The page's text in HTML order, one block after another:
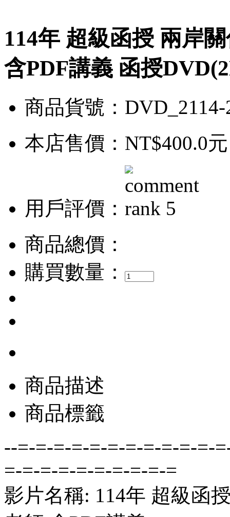
114年 超級函授 兩岸
含PDF講義 函授
商品貨號：DVD_2114-
本店售價： NT$400.0元
用戶評價：
商品總價：
購買數量：
商品描述
商品標籤
--=-=-=-=-=-=-=-=-=-=-=-
=-=-=-=-=-=-=-=-=-=
影片名稱: 114年 超級函